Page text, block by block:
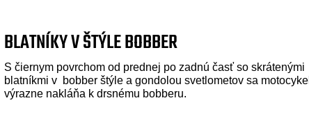
BLATNÍKY V ŠTÝLE BOBBER
S čiernym povrchom od prednej po zadnú časť so skrátenými
blatníkmi v bobber štýle a gondolou svetlometov sa motocykel
výrazne nakláňa k drsnému bobberu.